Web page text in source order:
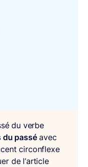
du verbe
du passéavec
circonflexe
de l’article